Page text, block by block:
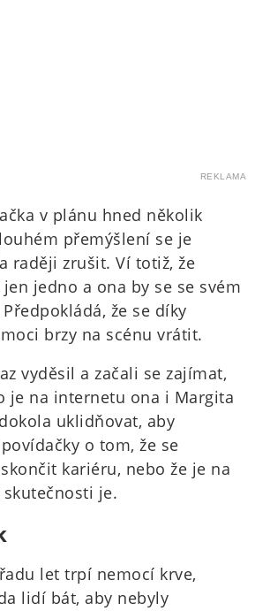
REKLAMA
v plánu hned několik
přemýšlení se je
raději zrušit. Ví totiž, že
jedno a ona by se se svém
že se díky
brzy na scénu vrátit.
vyděsil a začali se zajímat,
je na internetu ona i Margita
uklidňovat, aby
o tom, že se
kariéru, nebo že je na
je.
let trpí nemocí krve,
lidí bát, aby nebyly